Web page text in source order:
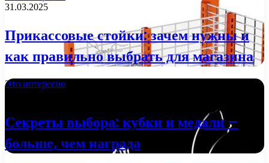
31.03.2025
Прикассовые стойки: зачем нужны и
как правильно выбрать для магазина
Это интересно
Секреты выбора: кубки и медали –
больше, чем награда